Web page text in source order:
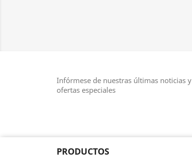
Infórmese de nuestras últimas noticias y
ofertas especiales
PRODUCTOS